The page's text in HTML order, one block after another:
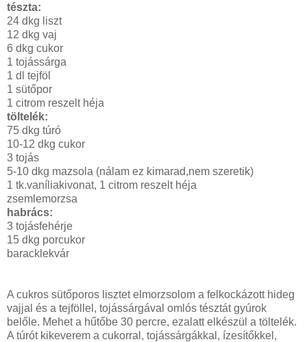
tészta:
24 dkg liszt
12 dkg vaj
6 dkg cukor
1 tojássárga
1 dl tejföl
1 sütőpor
1 citrom reszelt héja
töltelék:
75 dkg túró
10-12 dkg cukor
3 tojás
5-10 dkg mazsola (nálam ez kimarad,nem szeretik)
1 tk.vaníliakivonat, 1 citrom reszelt héja
zsemlemorzsa
habrács:
3 tojásfehérje
15 dkg porcukor
baracklekvár
A cukros sütőporos lisztet elmorzsolom a felkockázott hideg
vajjal és a tejföllel, tojássárgával omlós tésztát gyúrok
belőle. Mehet a hűtőbe 30 percre, ezalatt elkészül a töltelék.
A túrót kikeverem a cukorral, tojássárgákkal, ízesítőkkel,